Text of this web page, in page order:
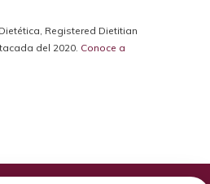
Registered Dietitian
del 2020. Conoce a